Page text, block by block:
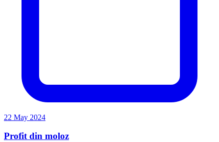
22 May 2024
Profit din moloz